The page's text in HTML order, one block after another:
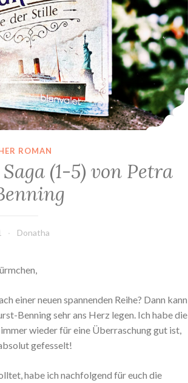
ROMAN
(1-5) von Petra
Donatha
einer neuen spannenden Reihe? Dann kann
Benning sehr ans Herz legen. Ich habe die
wieder für eine Überraschung gut ist,
gefesselt!
habe ich nachfolgend für euch die